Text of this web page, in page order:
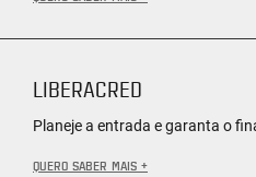
LIBERACRED
Planeje a entrada e garanta o
QUERO SABER MAIS +